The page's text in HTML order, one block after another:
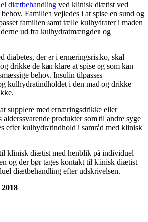
diætbehandling ved klinisk diætist ved
Familien vejledes i at spise en sund og
familien samt tælle kulhydrater i maden
ud fra kulhydratmængden og
diabetes, der er i ernæringsrisiko, skal
drikke de kan klare at spise og som kan
behov. Insulin tilpasses
kulhydratindholdet i den mad og drikke
supplere med ernæringsdrikke eller
produkter som til andre syge
efter kulhydratindhold i samråd med klinisk
klinisk diætist med henblik på individuel
og der bør tages kontakt til klinisk diætist
diætbehandling efter udskrivelsen.